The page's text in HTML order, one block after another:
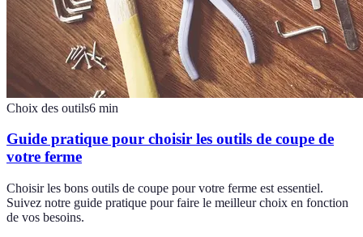
Choix des outils6 min
Guide pratique pour choisir les outils de coupe de
votre ferme
Choisir les bons outils de coupe pour votre ferme est essentiel.
Suivez notre guide pratique pour faire le meilleur choix en fonction
de vos besoins.